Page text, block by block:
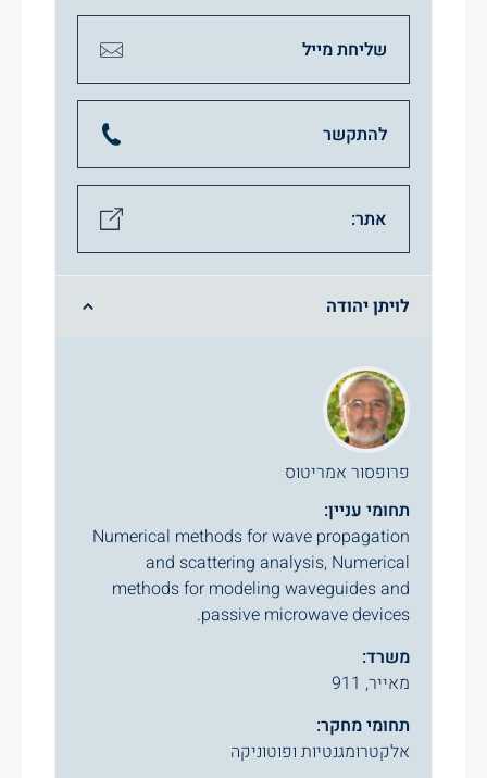
שליחת מייל
להתקשר
אתר:
לויתן יהודה
פרופסור אמריטוס
תחומי עניין:
Numerical methods for wave propagation
and scattering analysis, Numerical
methods for modeling waveguides and
passive microwave devices.
משרד:
מאייר, 911
תחומי מחקר:
אלקטרומגנטיות ופוטוניקה